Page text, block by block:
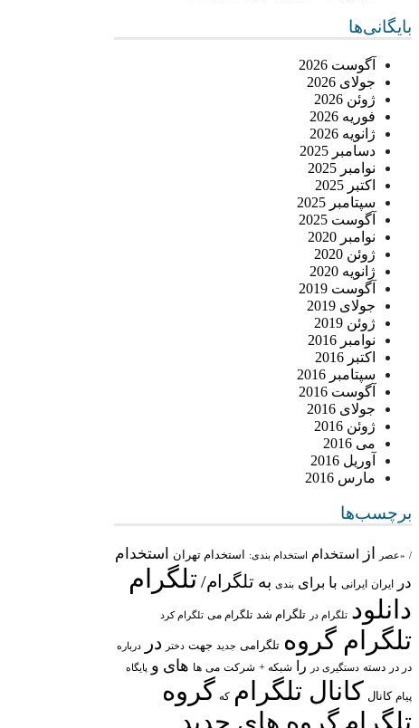
بایگانی‌ها
آگوست 2026
جولای 2026
ژوئن 2026
فوریه 2026
ژانویه 2026
دسامبر 2025
نوامبر 2025
اکتبر 2025
سپتامبر 2025
آگوست 2025
نوامبر 2020
ژوئن 2020
ژانویه 2020
آگوست 2019
جولای 2019
ژوئن 2019
نوامبر 2016
اکتبر 2016
سپتامبر 2016
آگوست 2016
جولای 2016
ژوئن 2016
می 2016
آوریل 2016
مارس 2016
برچسب‌ها
/ «عصر از استخدام استخدام بندی: استخدام تهران
استخدام
در
ایران ایرانی با برای بندی به تلگرام/ تلگرام
دانلود تلگرام در تلگرام شد تلگرام می تلگرام کرد
تلگرام گروه تلگرامی جدید جهت دختر در درباره
در در دسته دستگیری در را شبکه + شرکت می ها های و پایگاه
پیام کانال کانال تلگرام که گروه
تلگرام گروه های جدید